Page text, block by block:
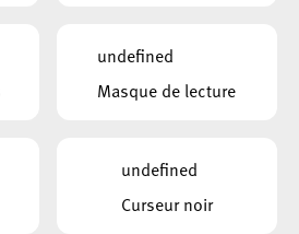
undefined
Masque de lecture
undefined
Curseur noir